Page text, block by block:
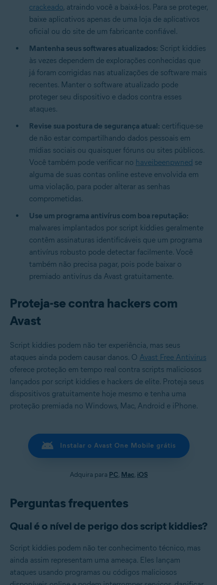
crackeado, atraindo você a baixá-los. Para se proteger,
baixe aplicativos apenas de uma loja de aplicativos
oficial ou do site de um fabricante confiável.
Mantenha seus softwares atualizados: Script kiddies
às vezes dependem de explorações conhecidas que
já foram corrigidas nas atualizações de software mais
recentes. Manter o software atualizado pode
proteger seu dispositivo e dados contra esses
ataques.
Revise sua postura de segurança atual: certifique-se
de não estar compartilhando dados pessoais em
mídias sociais ou quaisquer fóruns ou sites públicos.
Você também pode verificar no haveibeenpwned se
alguma de suas contas online esteve envolvida em
uma violação, para poder alterar as senhas
comprometidas.
Use um programa antivírus com boa reputação:
malwares implantados por script kiddies geralmente
contêm assinaturas identificáveis que um programa
antivírus robusto pode detectar facilmente. Você
também não precisa pagar, pois pode baixar o
premiado antivírus da Avast gratuitamente.
Proteja-se contra hackers com
Avast
Script kiddies podem não ter experiência, mas seus
ataques ainda podem causar danos. O Avast Free Antivirus
oferece proteção em tempo real contra scripts maliciosos
lançados por script kiddies e hackers de elite. Proteja seus
dispositivos gratuitamente hoje mesmo e tenha uma
proteção premiada no Windows, Mac, Android e iPhone.
Instalar o Avast One Mobile grátis
Adquira para PC, Mac, iOS
Perguntas frequentes
Qual é o nível de perigo dos script kiddies?
Script kiddies podem não ter conhecimento técnico, mas
ainda assim representam uma ameaça. Eles lançam
ataques usando programas ou códigos maliciosos